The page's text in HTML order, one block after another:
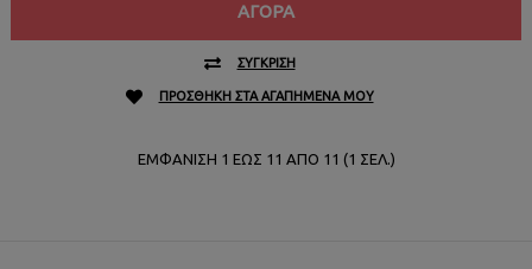
ΑΓΟΡΆ
ΣΎΓΚΡΙΣΗ
ΠΡΟΣΘΉΚΗ ΣΤΑ ΑΓΑΠΗΜΈΝΑ ΜΟΥ
ΕΜΦΆΝΙΣΗ 1 ΈΩΣ 11 ΑΠΌ 11 (1 ΣΕΛ.)